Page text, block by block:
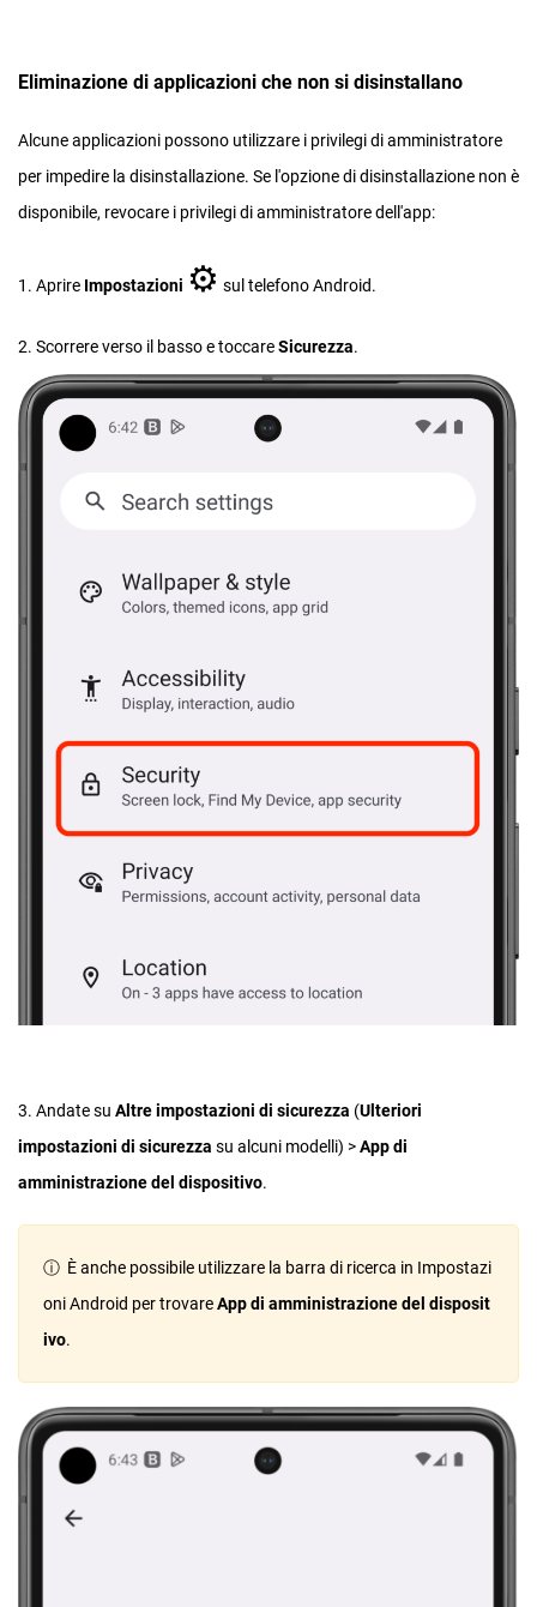
Eliminazione di applicazioni che non si disinstallano
Alcune applicazioni possono utilizzare i privilegi di amministratore
per impedire la disinstallazione. Se l'opzione di disinstallazione non è
disponibile, revocare i privilegi di amministratore dell'app:
1. Aprire Impostazioni ⚙︎ sul telefono Android.
2. Scorrere verso il basso e toccareSicurezza.
3. Andate su Altre impostazioni di sicurezza (Ulteriori
impostazioni di sicurezza su alcuni modelli) >App di
amministrazione del dispositivo.
ⓘ È anche possibile utilizzare la barra di ricerca in Impostazi
oni Android per trovareApp di amministrazione del disposit
ivo.